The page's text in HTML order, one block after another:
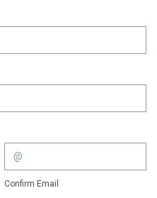
Confirm Email